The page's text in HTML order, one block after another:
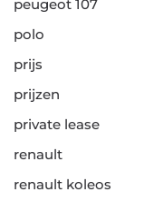
peugeot 107
polo
prijs
prijzen
private lease
renault
renault koleos